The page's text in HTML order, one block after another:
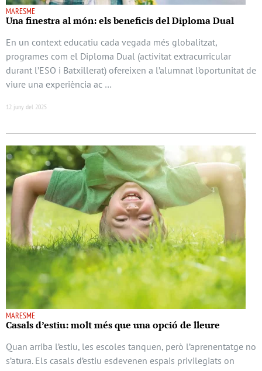
MARESME
Una finestra al món: els beneficis del Diploma Dual
En un context educatiu cada vegada més globalitzat,
programes com el Diploma Dual (activitat extracurricular
durant l’ESO i Batxillerat) ofereixen a l’alumnat l’oportunitat de
viure una experiència ac …
12 juny del 2025
MARESME
Casals d’estiu: molt més que una opció de lleure
Quan arriba l’estiu, les escoles tanquen, però l’aprenentatge no
s’atura. Els casals d’estiu esdevenen espais privilegiats on